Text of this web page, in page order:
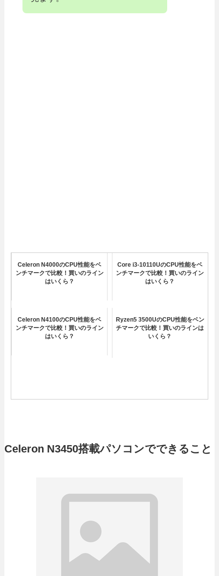
Celeron N4000のCPU性能をベ
ンチマークで比較！買いのライン
はいくら？
Core i3-10110UのCPU性能をベ
ンチマークで比較！買いのライン
はいくら？
Celeron N4100のCPU性能をベ
ンチマークで比較！買いのライン
はいくら？
Ryzen5 3500UのCPU性能をベン
チマークで比較！買いのラインは
いくら？
Celeron N3450搭載パソコンでできること